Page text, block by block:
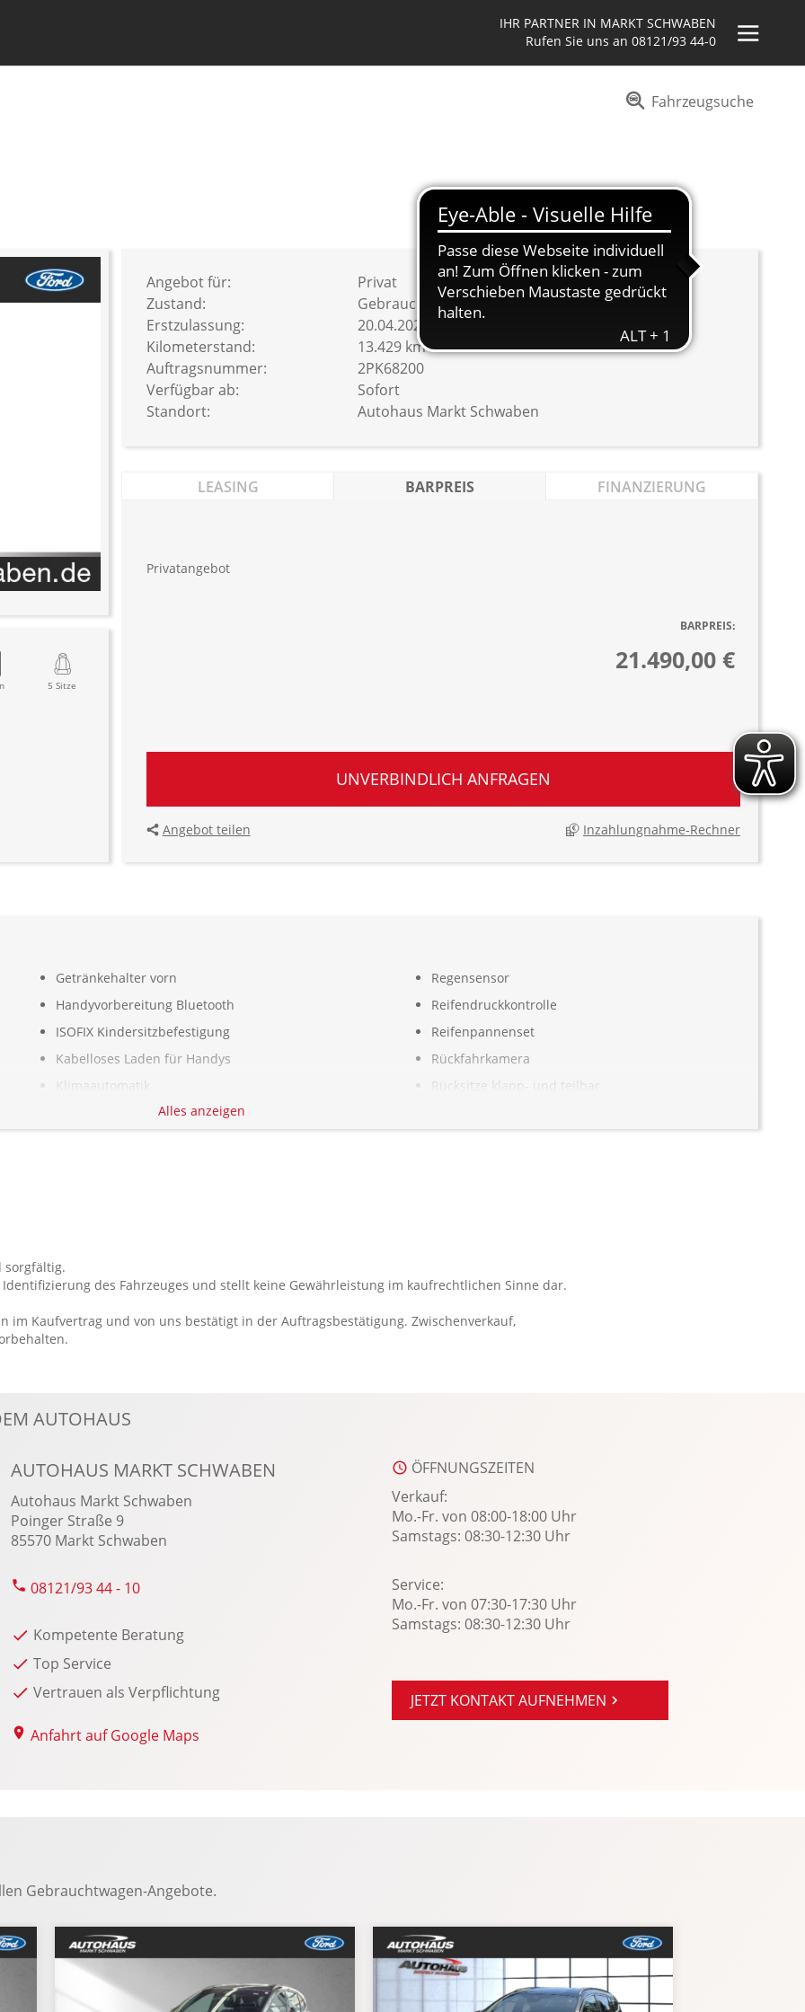
Fahrzeugsuche
IHR PARTNER IN MARKT SCHWABEN
Rufen Sie uns an 08121/93 44-0
5 Sitze
Angebot für:
Privat
Zustand:
Gebrauchtwagen
Erstzulassung:
20.04.2023
Kilometerstand:
13.429 km
Auftragsnummer:
2PK68200
Verfügbar ab:
Sofort
Standort:
Autohaus Markt Schwaben
LEASING BARPREIS FINANZIERUNG
Privatangebot
BARPREIS:
21.490,00 €
UNVERBINDLICH ANFRAGEN
Angebot teilen Inzahlungnahme-Rechner
Getränkehalter vorn
Handyvorbereitung Bluetooth
ISOFIX Kindersitzbefestigung
Kabelloses Laden für Handys
Klimaautomatik
Kollisionswarnung
Leichtmetallfelgen: LM-Felgen 7x18 10-Speichen
Lenksäule verstellbar
Multi-Funktions-Display
MyKey Schlüsselsystem
Notrufsystem
Power KeyFree-Startfunktion
Radio
Regensensor
Reifendruckkontrolle
Reifenpannenset
Rückfahrkamera
Rücksitze klapp- und teilbar
Spracheingabesystem
Spurhalteassistent
Winterpaket
WLAN Hotspot
Alles anzeigen
sorgfältig.
des Fahrzeuges und stellt keine Gewährleistung im kaufrechtlichen Sinne dar.
im Kaufvertrag und von uns bestätigt in der Auftragsbestätigung. Zwischenverkauf,
AUTOHAUS
AUTOHAUS MARKT SCHWABEN
Autohaus Markt Schwaben
Poinger Straße 9
85570 Markt Schwaben
08121/93 44 - 10
Kompetente Beratung
Top Service
Vertrauen als Verpflichtung
Anfahrt auf Google Maps
ÖFFNUNGSZEITEN
Verkauf:
Mo.-Fr. von 08:00-18:00 Uhr
Samstags: 08:30-12:30 Uhr
Service:
Mo.-Fr. von 07:30-17:30 Uhr
Samstags: 08:30-12:30 Uhr
JETZT KONTAKT AUFNEHMEN
Gebrauchtwagen-Angebote.